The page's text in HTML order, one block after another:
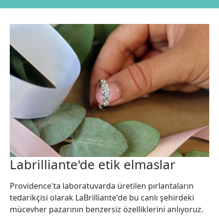
Labrilliante'de etik elmaslar
Providence'ta laboratuvarda üretilen pırlantaların
tedarikçisi olarak LaBrilliante'de bu canlı şehirdeki
mücevher pazarının benzersiz özelliklerini anlıyoruz.